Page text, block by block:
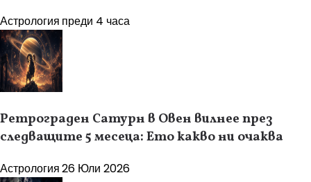
Астрология преди 4 часа
Ретрограден Сатурн в Овен вилнее през
следващите 5 месеца: Ето какво ни очаква
Астрология26 Юли 2026